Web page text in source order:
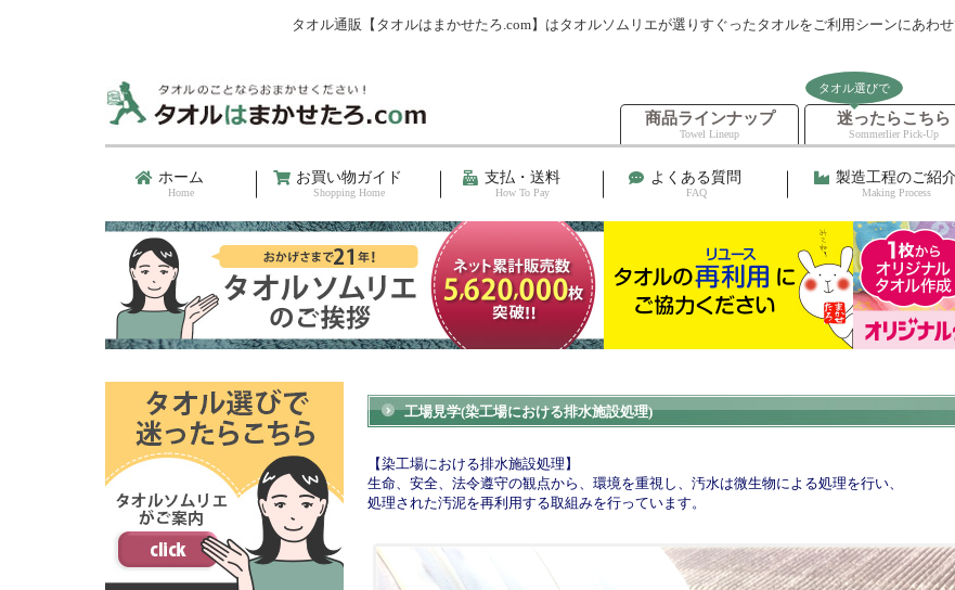
タオル通販【タオルはまかせたろ.com】はタオルソムリエが選りすぐったタオルをご利用シーンにあわ
商品ラインナップ
Towel Lineup
迷ったらこちら
Sommerlier Pick-Up
タオル選びで
ホーム
Home
お買い物ガイド
Shopping Home
支払・送料
How To Pay
よくある質問
FAQ
製造工程のご紹介
Making Process
工場見学(染工場における排水施設処理)
【染工場における排水施設処理】
生命、安全、法令遵守の観点から、環境を重視し、汚水は微生物による処理を行い、
処理された汚泥を再利用する取組みを行っています。